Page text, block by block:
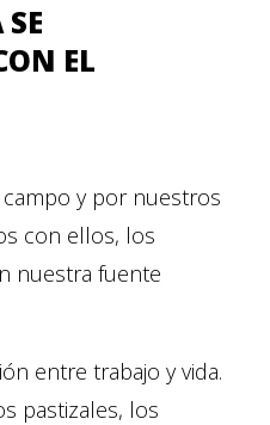
EL
y por nuestros
con ellos, los
nuestra fuente
entre trabajo y vida.
pastizales, los